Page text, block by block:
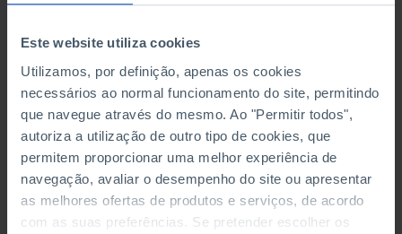
Este website utiliza cookies
Utilizamos, por definição, apenas os cookies
necessários ao normal funcionamento do site, permitindo
que navegue através do mesmo. Ao "Permitir todos",
autoriza a utilização de outro tipo de cookies, que
permitem proporcionar uma melhor experiência de
navegação, avaliar o desempenho do site ou apresentar
as melhores ofertas de produtos e serviços, de acordo
com as suas preferências. Se pretender escolher os
Adicionar ao cesto
eBook